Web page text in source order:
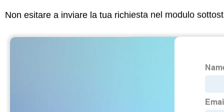
Non esitare a inviare la tua richiesta nel modulo